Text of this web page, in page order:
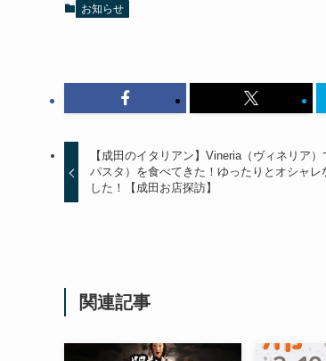
お知らせ
【成田のイタリアン】Vineria（ヴィネリア）
パスタ）を食べてきた！ゆったりとオシャレ
した！【成田お店探訪】
関連記事